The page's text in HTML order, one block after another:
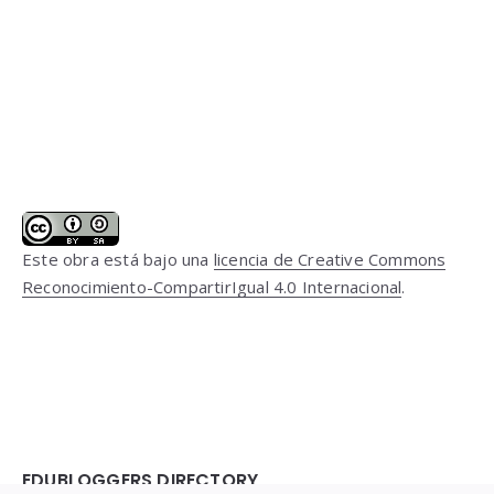
Este obra está bajo una licencia de Creative Commons
Reconocimiento-CompartirIgual 4.0 Internacional.
EDUBLOGGERS DIRECTORY